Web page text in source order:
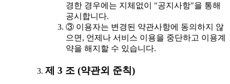
경한 경우에는 지체없이 "공지사항"을 통해
공시합니다.
③ 이용자는 변경된 약관사항에 동의하지 않
으면, 언제나 서비스 이용을 중단하고 이용계
약을 해지할 수 있습니다.
제 3 조 (약관외 준칙)